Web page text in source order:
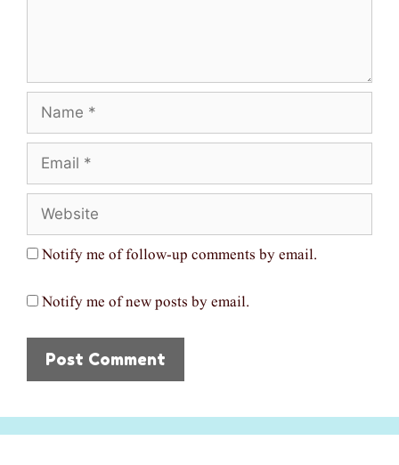
Notify me of follow-up comments by email.
Notify me of new posts by email.